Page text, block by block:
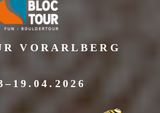
VORARLBERG